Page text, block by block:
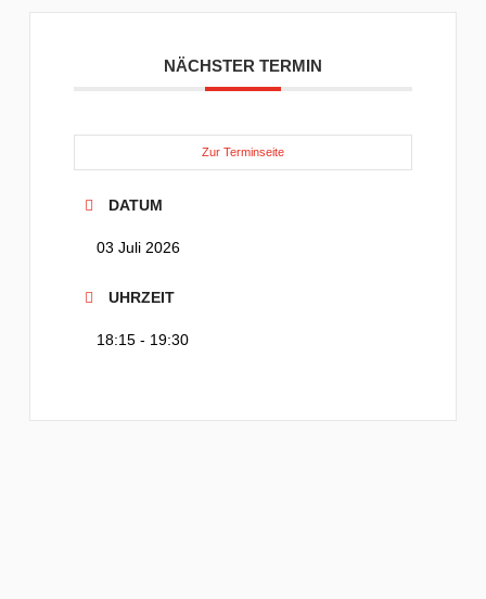
NÄCHSTER TERMIN
Zur Terminseite
DATUM
03 Juli 2026
UHRZEIT
18:15 - 19:30